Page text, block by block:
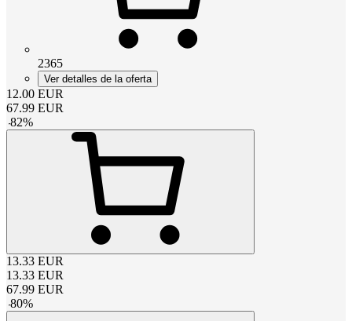
2365
Ver detalles de la oferta
12.00 EUR
67.99 EUR
-82%
13.33 EUR
13.33 EUR
67.99 EUR
-80%